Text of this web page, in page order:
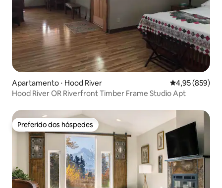
Apartamento ⋅ Hood River 4,95 de uma
4,95 (859)
Hood River OR Riverfront Timber Frame Studio Apt
Preferido dos hóspedes
Preferido dos hóspedes